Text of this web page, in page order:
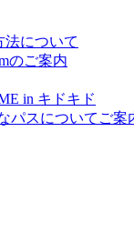
法について
のご案内
in キドキド
パスについてご案